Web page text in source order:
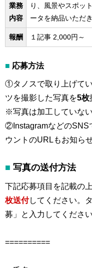
業務
内容
り、風景やスポッ
ータを納品いただ
報酬 １記事 2,000円～
■ 応募方法
①タノスで取り上げて
ツを撮影した写真を5枚
※写真は加工していな
②InstagramなどのSNS
ウントのURLもお知ら
■ 写真の送付方法
下記応募項目を記載の上
枚送付してください。
募」と入力してください
==========